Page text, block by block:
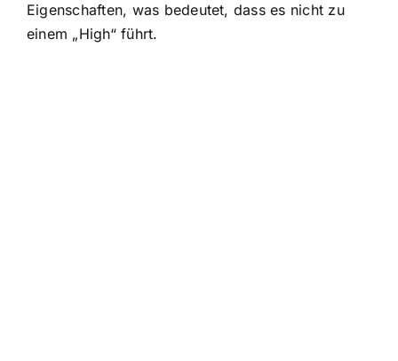
Eigenschaften, was bedeutet, dass es nicht zu
einem „High“ führt.